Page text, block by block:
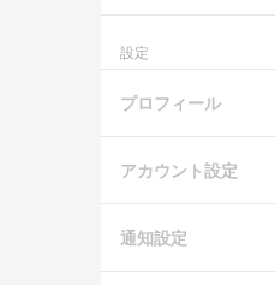
設定
プロフィール
アカウント設定
通知設定